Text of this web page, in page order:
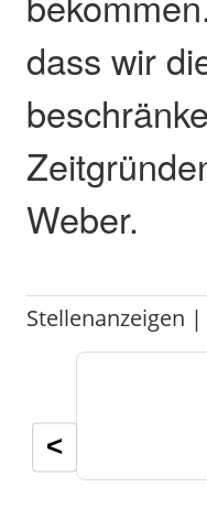
dass wir
Weber.
Stellenanzeigen
<